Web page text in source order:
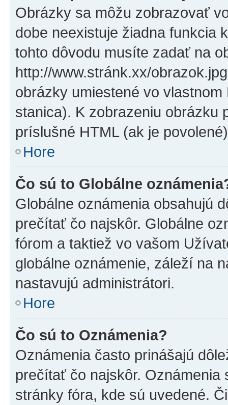
Obrázky sa môžu zobrazovať
dobe neexistuje žiadna funkcia
tohto dôvodu musíte zadať na
http://www.stránk.xx/
obrázky umiestené vo
stanica). K zobrazeniu obrázku
príslušné HTML (ak je
Hore
Čo sú to Globálne
Globálne oznámenia obsahujú
prečítať čo najskôr. Globálne
fórom a taktiež vo vašom
globálne oznámenie, záleží na
nastavujú administrátori.
Hore
Čo sú to Oznámenia?
Oznámenia často prinášajú
prečítať čo najskôr. Oznámenia
stránky fóra, kde sú uvedené.